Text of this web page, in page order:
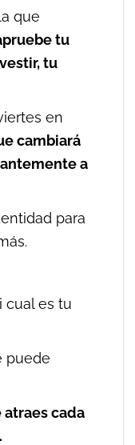
que
tu
tu
en
cambiará
a
para
cual es tu
puede
atraes cada